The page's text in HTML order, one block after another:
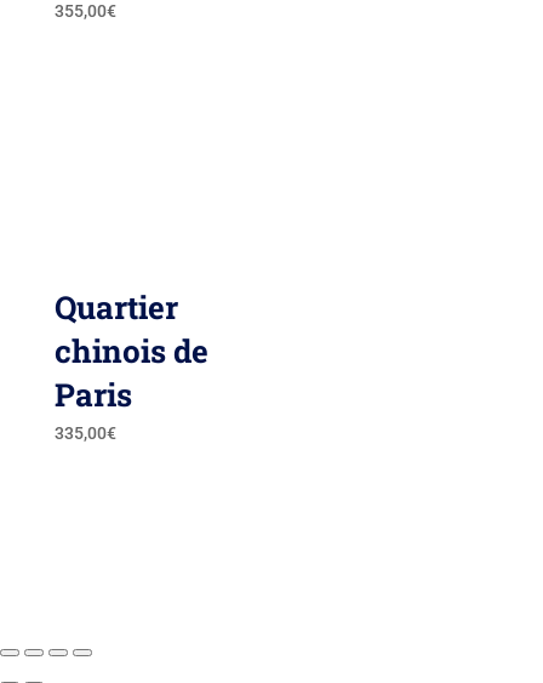
355,00€
Quartier
chinois de
Paris
335,00€